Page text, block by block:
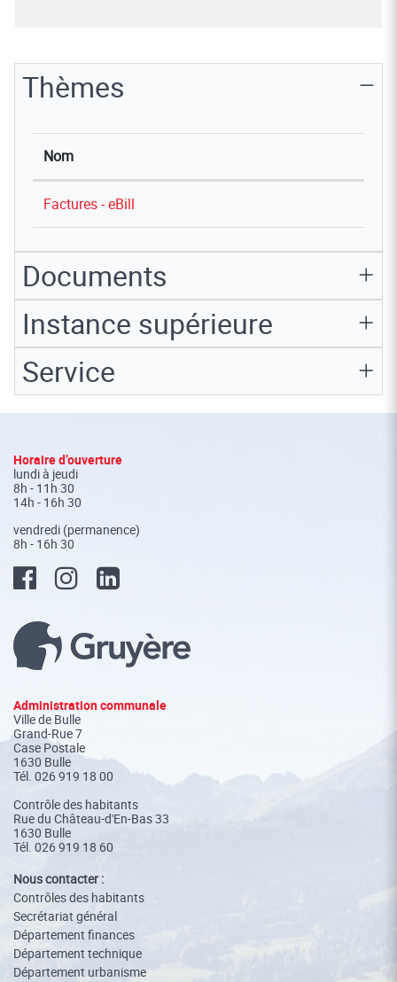
Thèmes
Nom
Factures - eBill
Documents
Instance supérieure
Service
Fusszeile
Horaire d’ouverture
lundi à jeudi
8h - 11h 30
14h - 16h 30
vendredi (permanence)
8h - 16h 30
Administration communale
Ville de Bulle
Grand-Rue 7
Case Postale
1630 Bulle
Tél. 026 919 18 00
Contrôle des habitants
Rue du Château-d'En-Bas 33
1630 Bulle
Tél. 026 919 18 60
Nous contacter :
Contrôles des habitants
Secrétariat général
Département finances
Département technique
Département urbanisme